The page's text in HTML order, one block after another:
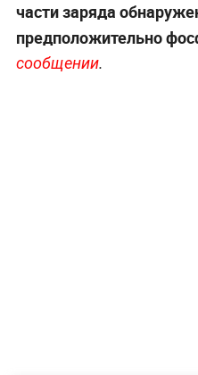
части заряда
предположительно
сообщении.